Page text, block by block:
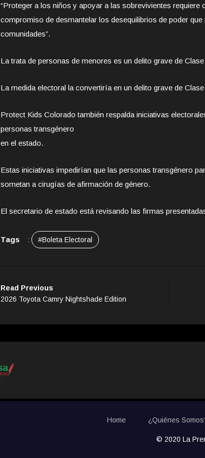
“Proteger a los niños y apoyar a las sobrevivientes requiere
compromiso de desmantelar los desequilibrios de poder
comunidades”.
La trata de personas de menores es un delito grave de
La medida electoral la convertiría en un delito grave de
Protect Kids Colorado también respalda iniciativas
personas transgénero
en el estado.
Estas iniciativas impedirían que las personas transgénero
sometan a cirugías de afirmación de género.
El secretario de estado está revisando las firmas
Tags : #Boleta Electoral
Read Previous
2026 Toyota Camry Nightshade Edition
Home ¿Quiénes
© 2020 La